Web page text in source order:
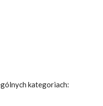
kategoriach: